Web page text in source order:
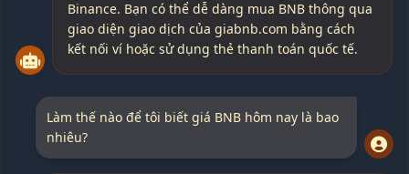
Binance. Bạn có thể dễ dàng mua BNB thông qua
giao diện giao dịch của giabnb.com bằng cách
kết nối ví hoặc sử dụng thẻ thanh toán quốc tế.
Làm thế nào để tôi biết giá BNB hôm nay là bao
nhiêu?